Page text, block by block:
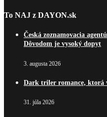
To NAJ z DAYON.sk
Česká zoznamovacia
Dôvodom je vysoký dopyt
3. augusta 2026
Dark triler romance, ktorá
31. júla 2026